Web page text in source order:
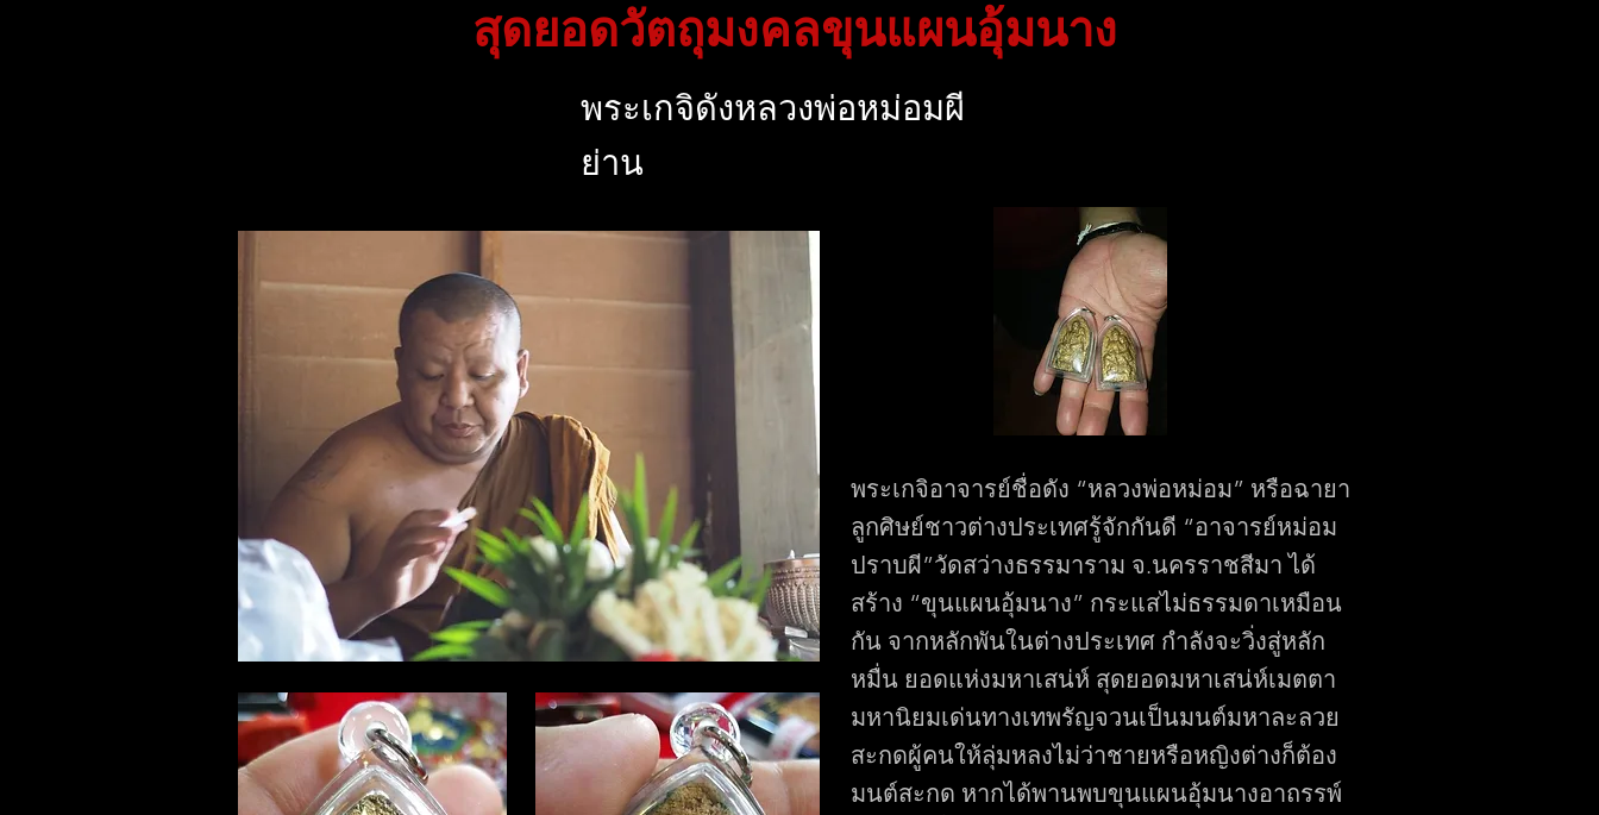
สุดยอดวัตถุมงคลขุนแผนอุ้มนาง
พระเกจิดังหลวงพ่อหม่อมผี
ย่าน
พระเกจิอาจารย์ชื่อดัง “หลวงพ่อหม่อม” หรือฉายา
ลูกศิษย์ชาวต่างประเทศรู้จักกันดี “อาจารย์หม่อม
ปราบผี”วัดสว่างธรรมาราม จ.นครราชสีมา ได้
สร้าง “ขุนแผนอุ้มนาง” กระแสไม่ธรรมดาเหมือน
กัน จากหลักพันในต่างประเทศ กำลังจะวิ่งสู่หลัก
หมื่น ยอดแห่งมหาเสน่ห์ สุดยอดมหาเสน่ห์เมตตา
มหานิยมเด่นทางเทพรัญจวนเป็นมนต์มหาละลวย
สะกดผู้คนให้ลุ่มหลงไม่ว่าชายหรือหญิงต่างก็ต้อง
มนต์สะกด หากได้พานพบขุนแผนอุ้มนางอาถรรพ์